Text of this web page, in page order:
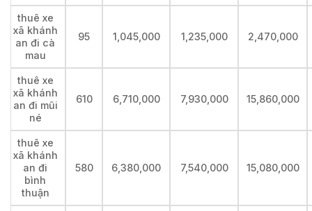
thuê xe
xã khánh
an đi cà
mau
95 1,045,000 1,235,000 2,470,000
thuê xe
xã khánh
an đi mũi
né
610 6,710,000 7,930,000 15,860,000
thuê xe
xã khánh
an đi
bình
thuận
580 6,380,000 7,540,000 15,080,000